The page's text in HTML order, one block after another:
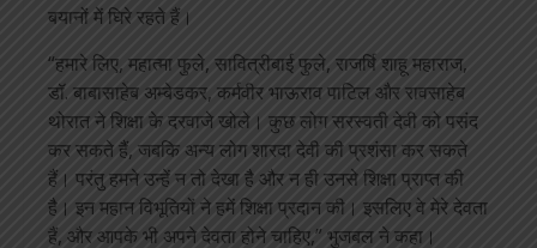
बयानों में घिरे रहते हैं।
“हमारे लिए, महात्मा फुले, सावित्रीबाई फुले, राजर्षि शाहू महाराज,
डॉ. बाबासाहेब अम्बेडकर, कर्मवीर भाऊराव पाटिल और रावसाहेब
थोरात ने शिक्षा के दरवाजे खोले। कुछ लोग सरस्वती देवी को पसंद
कर सकते हैं, जबकि अन्य लोग शारदा देवी की प्रशंसा कर सकते
हैं। परंतु हमने उन्हें न तो देखा है और न ही उनसे शिक्षा प्राप्त की
है। इन महान विभूतियों ने हमें शिक्षा प्रदान की। इसलिए वे मेरे देवता
हैं, और आपके भी अपने देवता होने चाहिए,” भुजबल ने कहा।